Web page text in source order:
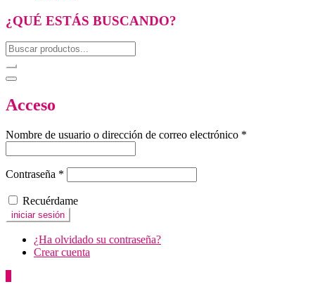
¿QUÉ ESTÁS BUSCANDO?
Acceso
Nombre de usuario o dirección de correo electrónico *
Contraseña *
Recuérdame
¿Ha olvidado su contraseña?
Crear cuenta